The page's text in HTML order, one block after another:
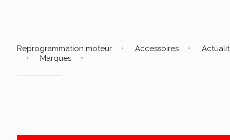
Reprogrammation moteur Accessoires
Marques